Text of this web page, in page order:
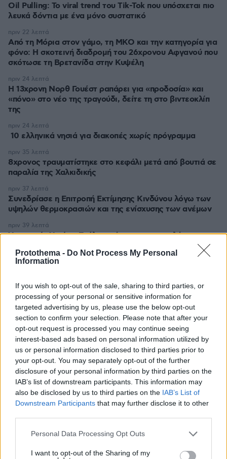
Protothema - Do Not Process My Personal
Information
If you wish to opt-out of the sale, sharing to third parties, or
processing of your personal or sensitive information for
targeted advertising by us, please use the below opt-out
section to confirm your selection. Please note that after your
opt-out request is processed you may continue seeing
interest-based ads based on personal information utilized by
us or personal information disclosed to third parties prior to
your opt-out. You may separately opt-out of the further
disclosure of your personal information by third parties on the
IAB’s list of downstream participants. This information may
also be disclosed by us to third parties on the IAB’s List of
Downstream Participants that may further disclose it to other
Please note that this website/app uses one or more Google
not limited to your visit or usage behaviour. You may click to
Personal Data Processing Opt Outs
I want to opt-out of the Sharing of my
Oil Pulling: To viral trend του Tik-Tok που υπόσχεται πιο
λευκά δόντια με ένα μόνο συστατικό
Από τη Μόρια στον γάμο, τη ΜΚΟ και την κατηγορία για
φόνο: Η σκοτεινή διαδρομή του 26χρονου Αφγανού που
σκότωσε τη Βρετανίδα στην Κυψέλη
πριν 22 λεπτά
Η 13χρονη Νορθ Γουέστ ραπάρει για «προδοσία» και
«πόνο» στο νέο της τραγούδι, δείτε τη στο βιντεοκλίπ
της
πριν 24 λεπτά
10 ελληνικά νησιά για διακοπές χωρίς πρόγραμμα
πριν 24 λεπτά
8χρονος τραυματίστηκε στο κεφάλι μετά από βουτιά σε
παραλία της Χαλκιδικής
πριν 35 λεπτά
Συνεδρίασε η Επιτροπή Εκτίμησης Κινδύνου λόγω των
υψηλών θερμοκρασιών και της ενίσχυσης των ανέμων
πριν 37 λεπτά
Υπουργείο Υγείας: Στέλνει μήνυμα για ασφαλή
κολύμβηση στους άνω των 60 – 284 θάνατοι από πνιγμό
πέρυσι
πριν 39 λεπτά
ΔΕΙΤΕ ΟΛΕΣ ΤΙΣ ΕΙΔΗΣΕΙΣ
ΤΑ ΠΙΟ ΔΗΜΟΦΙΛΗ